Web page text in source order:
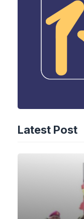
Latest Post